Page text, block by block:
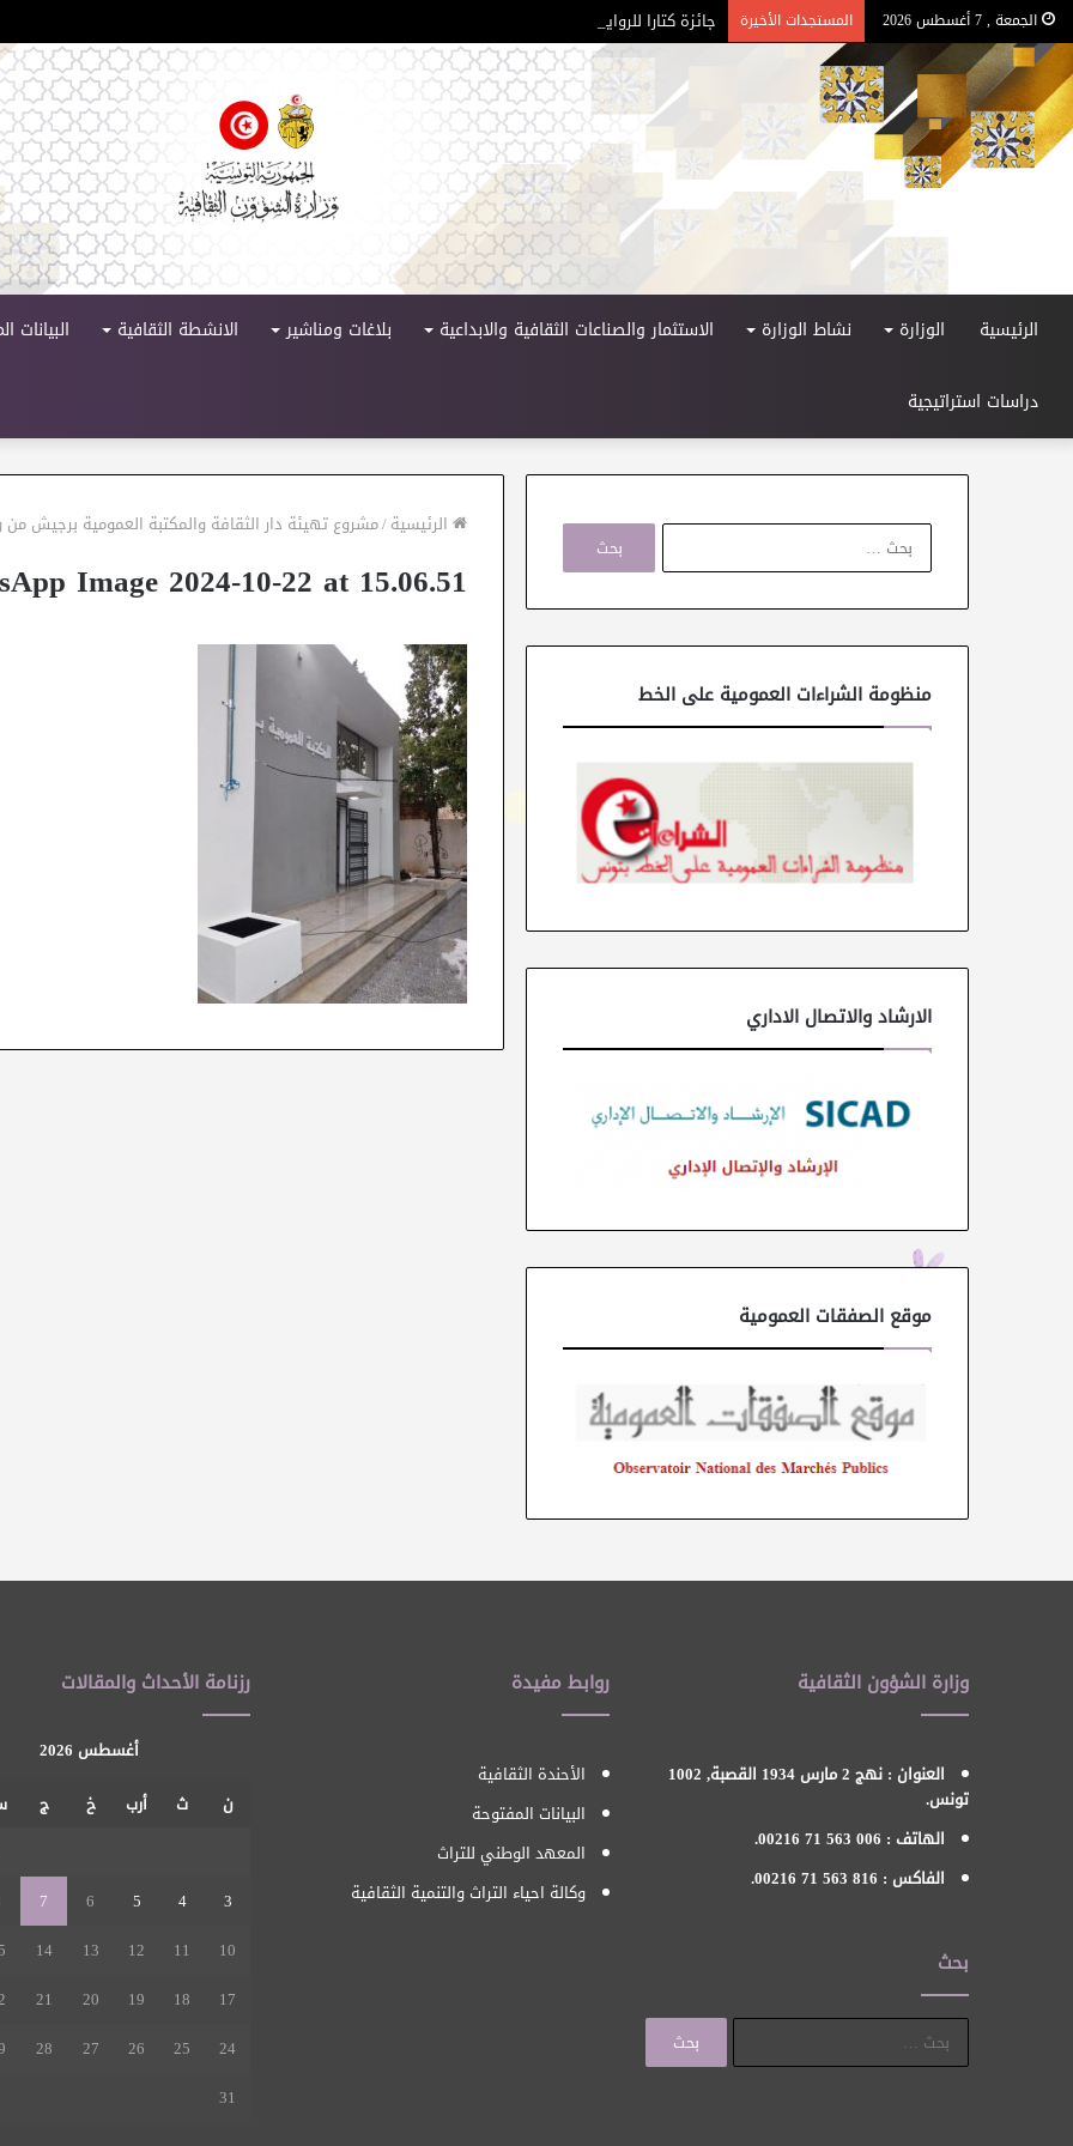
الجمعة , 7 أغسطس 2026 المستجدات الأخيرة جائزة كتارا للرواية العربية – الدورة 11
الرئيسية الوزارة نشاط الوزارة الاستثمار والصناعات الثقافية والابداعية بلاغات ومناشير الانشطة الثقافية البيانات
دراسات استراتيجية
الرئيسية/مشروع تهيئة دار الثقافة والمكتبة العمومية برجيش من
Image 2024-10-22 at 15.06.51
ا
ح
ن
منظومة الشراءات العمومية على الخط
الارشاد والاتصال الاداري
موقع الصفقات العمومية
وزارة الشؤون الثقافية
العنوان : نهج 2 مارس 1934 القصبة, 1002
تونس.
الهاتف : 006 563 71 00216.
الفاكس : 816 563 71 00216.
بحث
روابط مفيدة
الأحندة الثقافية
البيانات المفتوحة
المعهد الوطني للتراث
وكالة احياء التراث والتنمية الثقافية
رزنامة الأحداث والمقالات
أغسطس 2026
ن
ث أرب خ ج
3
4
5
6
7
10
11
12
13
14
17
18
19
20
21
24
25
26
27
28
31